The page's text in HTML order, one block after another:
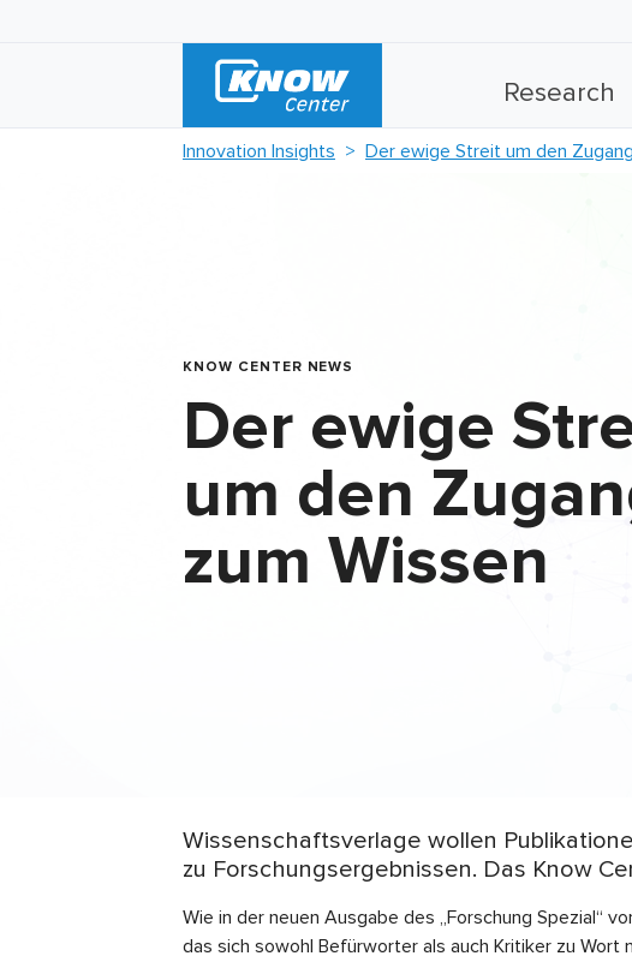
Research
Innovation Insights Der ewige Streit um den
KNOW CENTER NEWS
Der ewige
um den
zum Wissen
Wissenschaftsverlage wollen
zu Forschungsergebnissen. Das Know
Wie in der neuen Ausgabe des „Forschung Spezial“
das sich sowohl Befürworter als auch Kritiker zu Wort